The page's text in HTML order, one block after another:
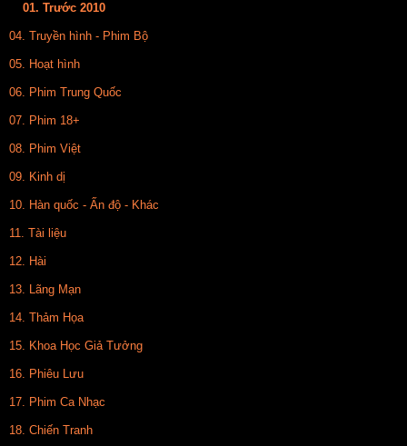
01. Trước 2010
04. Truyền hình - Phim Bộ
05. Hoạt hình
06. Phim Trung Quốc
07. Phim 18+
08. Phim Việt
09. Kinh dị
10. Hàn quốc - Ấn độ - Khác
11. Tài liệu
12. Hài
13. Lãng Mạn
14. Thảm Họa
15. Khoa Học Giả Tưởng
16. Phiêu Lưu
17. Phim Ca Nhạc
18. Chiến Tranh